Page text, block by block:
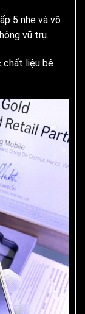
5 nhẹ và vô
vũ trụ.
chất liệu bê